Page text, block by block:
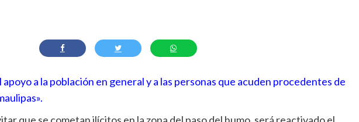
a la población en general y a las personas que acuden procedentes de